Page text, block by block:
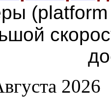
2026